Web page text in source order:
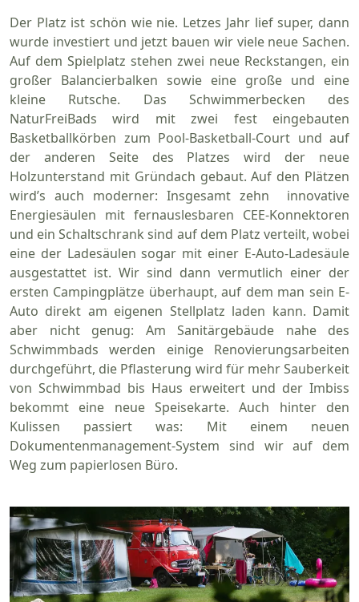
Der Platz ist schön wie nie. Letzes Jahr lief super, dann
wurde investiert und jetzt bauen wir viele neue Sachen.
Auf dem Spielplatz stehen zwei neue Reckstangen, ein
großer Balancierbalken sowie eine große und eine
kleine Rutsche. Das Schwimmerbecken des
NaturFreiBads wird mit zwei fest eingebauten
Basketballkörben zum Pool-Basketball-Court und auf
der anderen Seite des Platzes wird der neue
Holzunterstand mit Gründach gebaut. Auf den Plätzen
wird’s auch moderner: Insgesamt zehn innovative
Energiesäulen mit fernauslesbaren CEE-Konnektoren
und ein Schaltschrank sind auf dem Platz verteilt, wobei
eine der Ladesäulen sogar mit einer E-Auto-Ladesäule
ausgestattet ist. Wir sind dann vermutlich einer der
ersten Campingplätze überhaupt, auf dem man sein E-
Auto direkt am eigenen Stellplatz laden kann. Damit
aber nicht genug: Am Sanitärgebäude nahe des
Schwimmbads werden einige Renovierungsarbeiten
durchgeführt, die Pflasterung wird für mehr Sauberkeit
von Schwimmbad bis Haus erweitert und der Imbiss
bekommt eine neue Speisekarte. Auch hinter den
Kulissen passiert was: Mit einem neuen
Dokumentenmanagement-System sind wir auf dem
Weg zum papierlosen Büro.